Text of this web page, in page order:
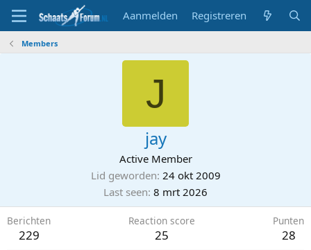
Aanmelden Registreren
Members
J
jay
Active Member
Lid geworden 24 okt 2009
Last seen 8 mrt 2026
Berichten
229
Reaction score
25
Punten
28